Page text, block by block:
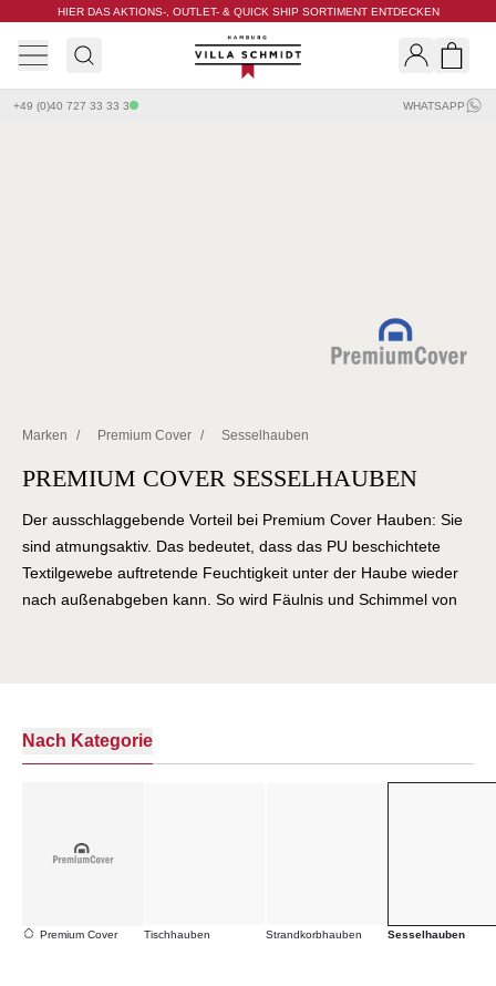
HIER DAS AKTIONS-, OUTLET- & QUICK SHIP SORTIMENT ENTDECKEN
Villa Schmidt
+49 (0)40 727 33 33 3 WHATSAPP
Marken / Premium Cover / Sesselhauben
PREMIUM COVER SESSELHAUBEN
Der ausschlaggebende Vorteil bei Premium Cover Hauben: Sie
sind atmungsaktiv. Das bedeutet, dass das PU beschichtete
Textilgewebe auftretende Feuchtigkeit unter der Haube wieder
nach außenabgeben kann. So wird Fäulnis und Schimmel von
Vergrauung der Möbel.
Nach Kategorie
Premium Cover Tischhauben Strandkorbhauben Sesselhauben